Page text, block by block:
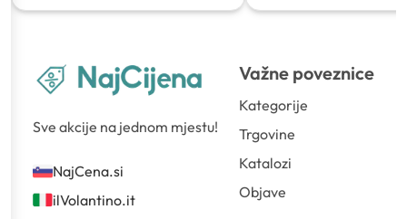
Sve akcije na jednom mjestu!
NajCena.si
ilVolantino.it
Važne poveznice
Kategorije
Trgovine
Katalozi
Objave